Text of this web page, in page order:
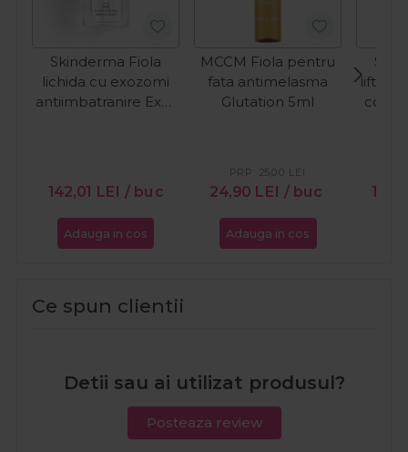
Skinderma Fiola
lichida cu exozomi
antiimbatranire Exo-
142,01 LEI / buc
Adauga in cos
MCCM Fiola pentru
fata antimelasma
Glutation 5ml
24,90 LEI / buc
PRP: 25,00 LEI
Adauga in cos
lifting
Ce spun clientii
Detii sau ai utilizat produsul?
Posteaza review